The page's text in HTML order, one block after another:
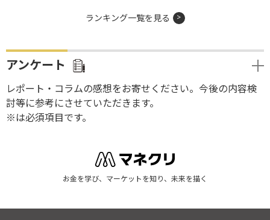
ランキング一覧を見る
アンケート
レポート・コラムの感想をお寄せください。今後の内容検
討等に参考にさせていただきます。
※は必須項目です。
お金を学び、マーケットを知り、未来を描く